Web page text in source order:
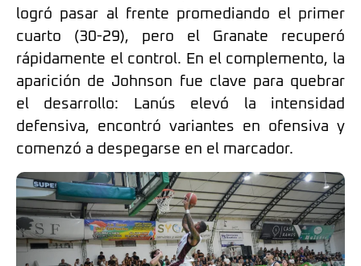
logró pasar al frente promediando el primer
cuarto (30-29), pero el Granate recuperó
rápidamente el control. En el complemento, la
aparición de Johnson fue clave para quebrar
el desarrollo: Lanús elevó la intensidad
defensiva, encontró variantes en ofensiva y
comenzó a despegarse en el marcador.